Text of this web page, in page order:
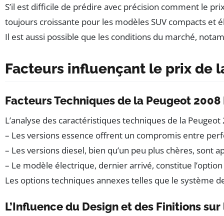
S’il est difficile de prédire avec précision comment le
toujours croissante pour les modèles SUV compacts et
Il est aussi possible que les conditions du marché,
Facteurs influençant le prix de
Facteurs Techniques de la Peugeot
L’analyse des caractéristiques techniques de la
– Les versions essence offrent un compromis entre
– Les versions diesel, bien qu’un peu plus chères,
– Le modèle électrique, dernier arrivé, constitue
Les options techniques annexes telles que le système
L’Influence du Design et des Finitions sur